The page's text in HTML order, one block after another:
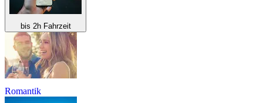
bis 2h Fahrzeit
Romantik